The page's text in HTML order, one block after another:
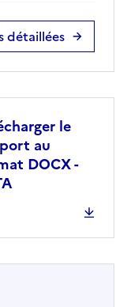
détaillées
le
au
DOCX -